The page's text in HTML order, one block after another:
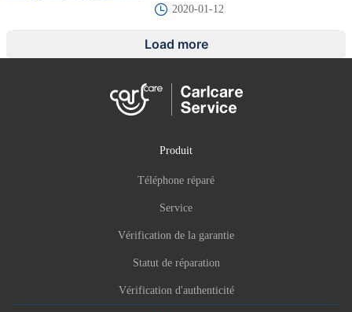
2020-01-12
Load more
Produit
Téléphone réparé
Service
Vérification de la garantie
Statut de réparation
Vérification d'authenticité